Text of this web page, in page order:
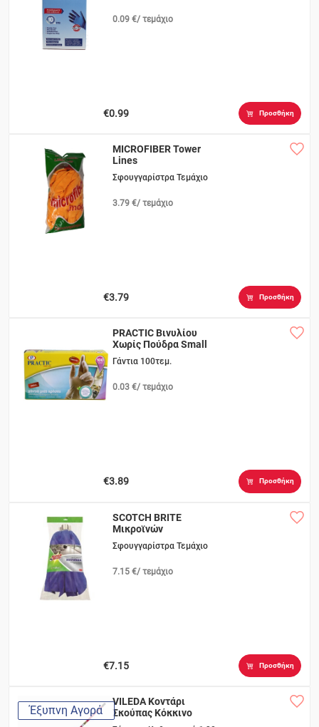
0.09 €/ τεμάχιο
€0.99 Προσθήκη
MICROFIBER Tower
Lines
Σφουγγαρίστρα Τεμάχιο
3.79 €/ τεμάχιο
€3.79 Προσθήκη
PRACTIC Βινυλίου
Χωρίς Πούδρα Small
Γάντια 100τεμ.
0.03 €/ τεμάχιο
€3.89 Προσθήκη
SCOTCH BRITE
Μικροϊνών
Σφουγγαρίστρα Τεμάχιο
7.15 €/ τεμάχιο
€7.15 Προσθήκη
Έξυπνη Αγορά
VILEDA Κοντάρι
Σκούπας Κόκκινο